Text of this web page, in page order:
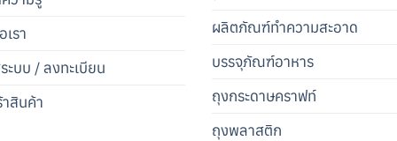
รา
ะบบ / ลงทะเบียน
าสินค้า
ผลิตภัณฑ์ทำความสะอาด
บรรจุภัณฑ์อาหาร
ถุงกระดาษคราฟท์
ถุงพลาสติก